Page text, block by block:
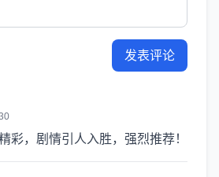
发表评论
彩，剧情引人入胜，强烈推荐！